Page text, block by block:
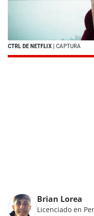
CTRL DE NETFLIX | CAPTURA
Brian Lorea
Licenciado en